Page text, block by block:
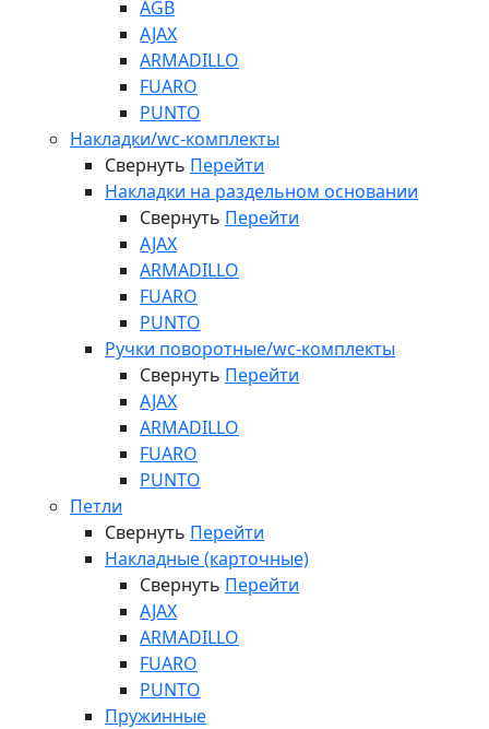
AGB
AJAX
ARMADILLO
FUARO
PUNTO
Накладки/wc-комплекты
Свернуть Перейти
Накладки на раздельном основании
Свернуть Перейти
AJAX
ARMADILLO
FUARO
PUNTO
Ручки поворотные/wc-комплекты
Свернуть Перейти
AJAX
ARMADILLO
FUARO
PUNTO
Петли
Свернуть Перейти
Накладные (карточные)
Свернуть Перейти
AJAX
ARMADILLO
FUARO
PUNTO
Пружинные